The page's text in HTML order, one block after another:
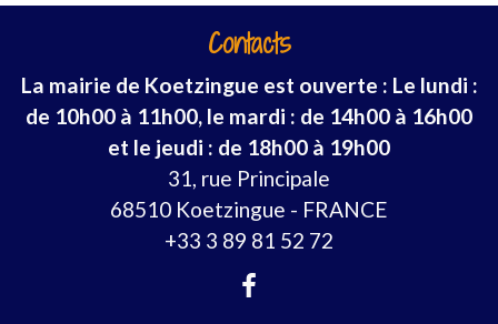
Contacts
La mairie de Koetzingue est ouverte : Le lundi :
de 10h00 à 11h00, le mardi : de 14h00 à 16h00
et le jeudi : de 18h00 à 19h00
31, rue Principale
68510 Koetzingue - FRANCE
+33 3 89 81 52 72